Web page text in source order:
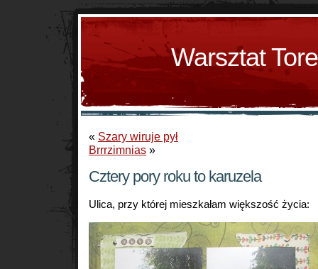
Warsztat
« Szary wiruje pył
Brrrzimnias »
Cztery pory roku to karuzela
Ulica, przy której mieszkałam większość życia: